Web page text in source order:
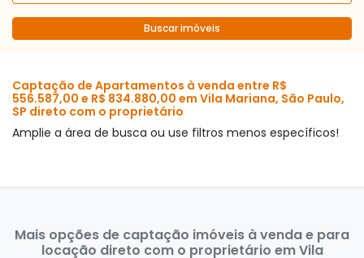
Buscar imóveis
Captação de Apartamentos à venda entre R$
556.587,00 e R$ 834.880,00 em Vila Mariana, São Paulo,
SP direto com o proprietário
Amplie a área de busca ou use filtros menos específicos!
Mais opções de captação imóveis à venda e para
locação direto com o proprietário em Vila